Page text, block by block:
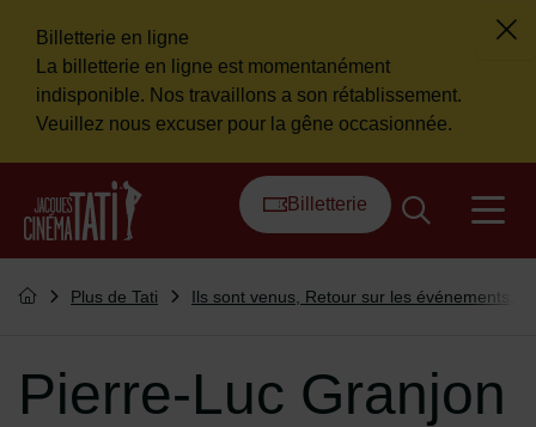
Flash info
Billetterie en ligne
La billetterie en ligne est momentanément
indisponible. Nos travaillons a son rétablissement.
Veuillez nous excuser pour la gêne occasionnée.
Retour à l'accueil
Billetterie
Vous êtes ici :
Retourner à l'accueil
Plus de Tati Ils sont venus, Retour sur les événements, ...
Pierre-Luc Granjon